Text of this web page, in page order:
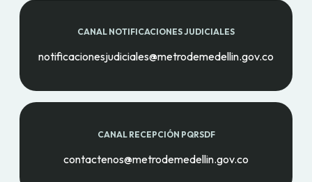
CANAL NOTIFICACIONES JUDICIALES
notificacionesjudiciales@metrodemedellin.gov.co
CANAL RECEPCIÓN PQRSDF
contactenos@metrodemedellin.gov.co